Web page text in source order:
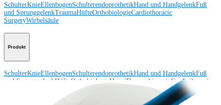
SchulterKnieEllenbogenSchulterendoprothetikHand und HandgelenkFuß
und SprunggelenkTraumaHüfteOrthobiologieCardiothoracic
SurgeryWirbelsäule
Produkt
SchulterKnieEllenbogenSchulterendoprothetikHand und HandgelenkFuß
und Sprunggelenk Hüfte Orthobiologie Herz-Thoraxchirurgie Cardiothoracic
Bildgebung & Resektion